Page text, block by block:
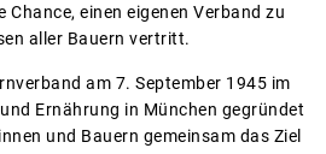
Chance, einen eigenen Verband zu
aller Bauern vertritt.
am 7. September 1945 im
Ernährung in München gegründet
und Bauern gemeinsam das Ziel